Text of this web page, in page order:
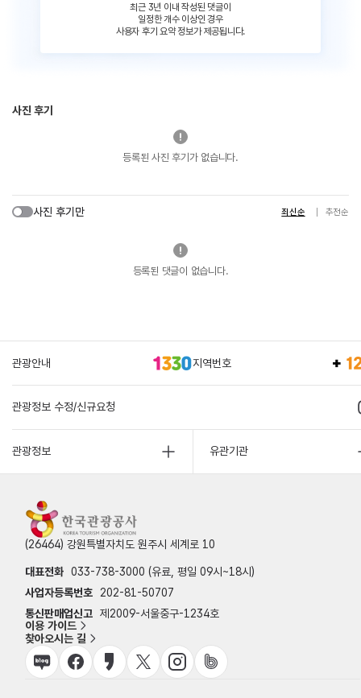
최근 3년 이내 작성된 댓글이
일정한 개수 이상인 경우
사용자 후기 요약 정보가 제공됩니다.
사진 후기
등록된 사진 후기가 없습니다.
사진 후기만 최신순 추천순
등록된 댓글이 없습니다.
관광안내 지역번호
관광정보 수정/신규요청
관광정보 유관기관
(26464) 강원특별자치도 원주시 세계로 10
대표전화 033-738-3000 (유료, 평일 09시~18시)
사업자등록번호
202-81-50707
통신판매업신고 제2009-서울중구-1234호
이용 가이드
찾아오시는 길